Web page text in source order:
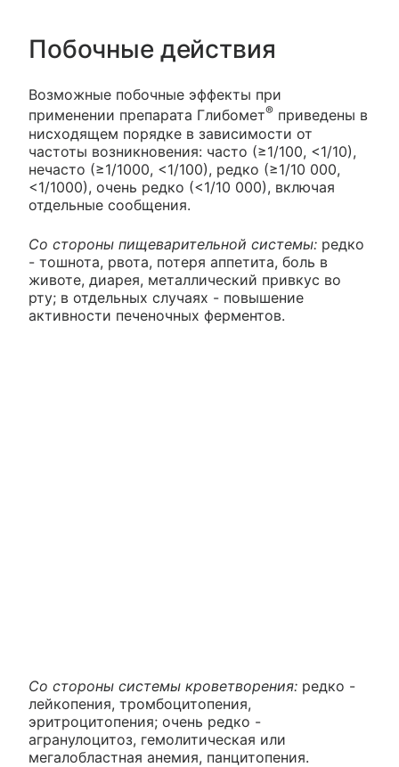
Побочные действия
Возможные побочные эффекты при
применении препарата Глибомет® приведены в
нисходящем порядке в зависимости от
частоты возникновения: часто (≥1/100, <1/10),
нечасто (≥1/1000, <1/100), редко (≥1/10 000,
<1/1000), очень редко (<1/10 000), включая
отдельные сообщения.
Со стороны пищеварительной системы: редко
- тошнота, рвота, потеря аппетита, боль в
животе, диарея, металлический привкус во
рту; в отдельных случаях - повышение
активности печеночных ферментов.
Со стороны системы кроветворения: редко -
лейкопения, тромбоцитопения,
эритроцитопения; очень редко -
агранулоцитоз, гемолитическая или
мегалобластная анемия, панцитопения.